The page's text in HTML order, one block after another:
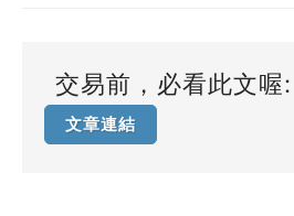
交易前，必看此文喔:
文章連結